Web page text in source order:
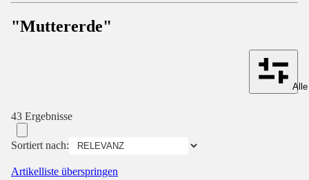
"Muttererde"
43 Ergebnisse
Sortiert nach:
Artikelliste überspringen